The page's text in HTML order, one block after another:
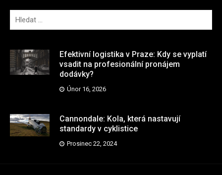
y
l
e
d
n
í
Efektivní logistika v Praze: Kdy se vyplatí
vsadit na profesionální pronájem
dodávky?
Únor 16, 2026
Cannondale: Kola, která nastavují
standardy v cyklistice
Prosinec 22, 2024